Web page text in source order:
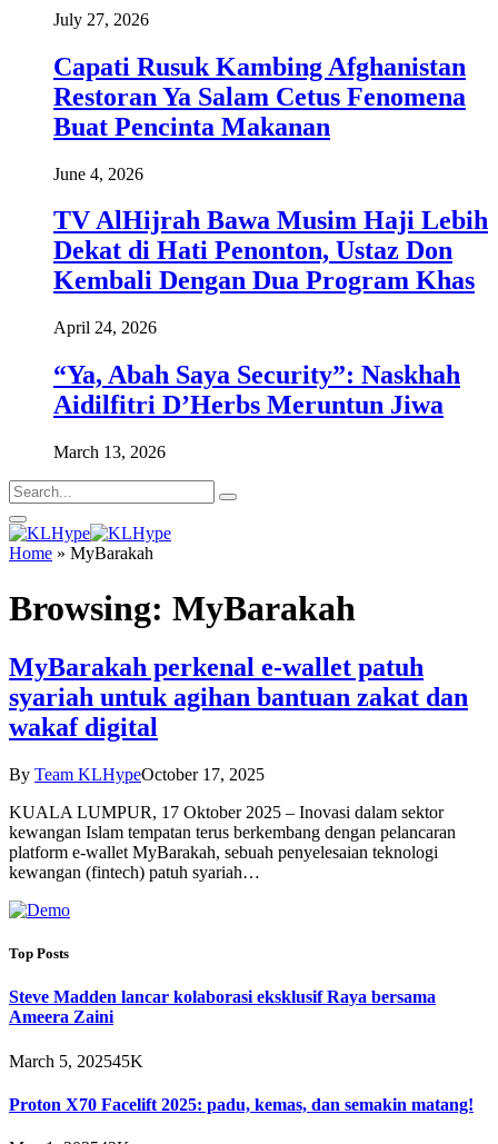
July 27, 2026
Capati Rusuk Kambing Afghanistan
Restoran Ya Salam Cetus Fenomena
Buat Pencinta Makanan
June 4, 2026
TV AlHijrah Bawa Musim Haji Lebih
Dekat di Hati Penonton, Ustaz Don
Kembali Dengan Dua Program Khas
April 24, 2026
“Ya, Abah Saya Security”: Naskhah
Aidilfitri D’Herbs Meruntun Jiwa
March 13, 2026
Home » MyBarakah
Browsing: MyBarakah
MyBarakah perkenal e-wallet patuh
syariah untuk agihan bantuan zakat dan
wakaf digital
By Team KLHypeOctober 17, 2025
KUALA LUMPUR, 17 Oktober 2025 – Inovasi dalam sektor
kewangan Islam tempatan terus berkembang dengan pelancaran
platform e-wallet MyBarakah, sebuah penyelesaian teknologi
kewangan (fintech) patuh syariah…
Top Posts
Steve Madden lancar kolaborasi eksklusif Raya bersama
Ameera Zaini
March 5, 202545K
Proton X70 Facelift 2025: padu, kemas, dan semakin matang!